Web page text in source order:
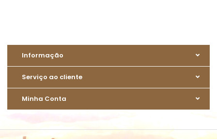
Informação
Serviço ao cliente
Minha Conta